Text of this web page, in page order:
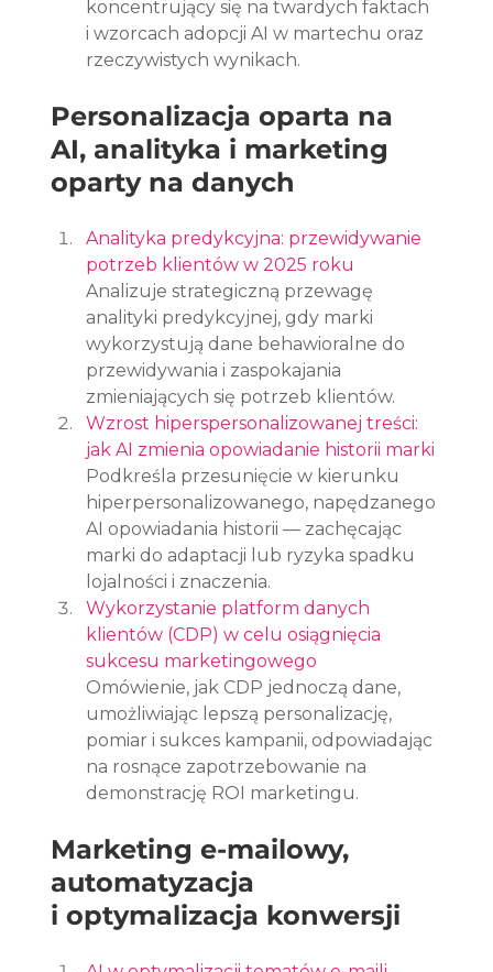
koncentrujący się na twardych faktach
i wzorcach adopcji AI w martechu oraz
rzeczywistych wynikach.
Personalizacja oparta na
AI, analityka i marketing
oparty na danych
Analityka predykcyjna: przewidywanie
potrzeb klientów w 2025 roku
Analizuje strategiczną przewagę
analityki predykcyjnej, gdy marki
wykorzystują dane behawioralne do
przewidywania i zaspokajania
zmieniających się potrzeb klientów.
Wzrost hiperspersonalizowanej treści:
jak AI zmienia opowiadanie historii marki
Podkreśla przesunięcie w kierunku
hiperpersonalizowanego, napędzanego
AI opowiadania historii — zachęcając
marki do adaptacji lub ryzyka spadku
lojalności i znaczenia.
Wykorzystanie platform danych
klientów (CDP) w celu osiągnięcia
sukcesu marketingowego
Omówienie, jak CDP jednoczą dane,
umożliwiając lepszą personalizację,
pomiar i sukces kampanii, odpowiadając
na rosnące zapotrzebowanie na
demonstrację ROI marketingu.
Marketing e-mailowy,
automatyzacja
i optymalizacja konwersji